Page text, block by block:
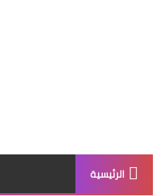
الرئيسية